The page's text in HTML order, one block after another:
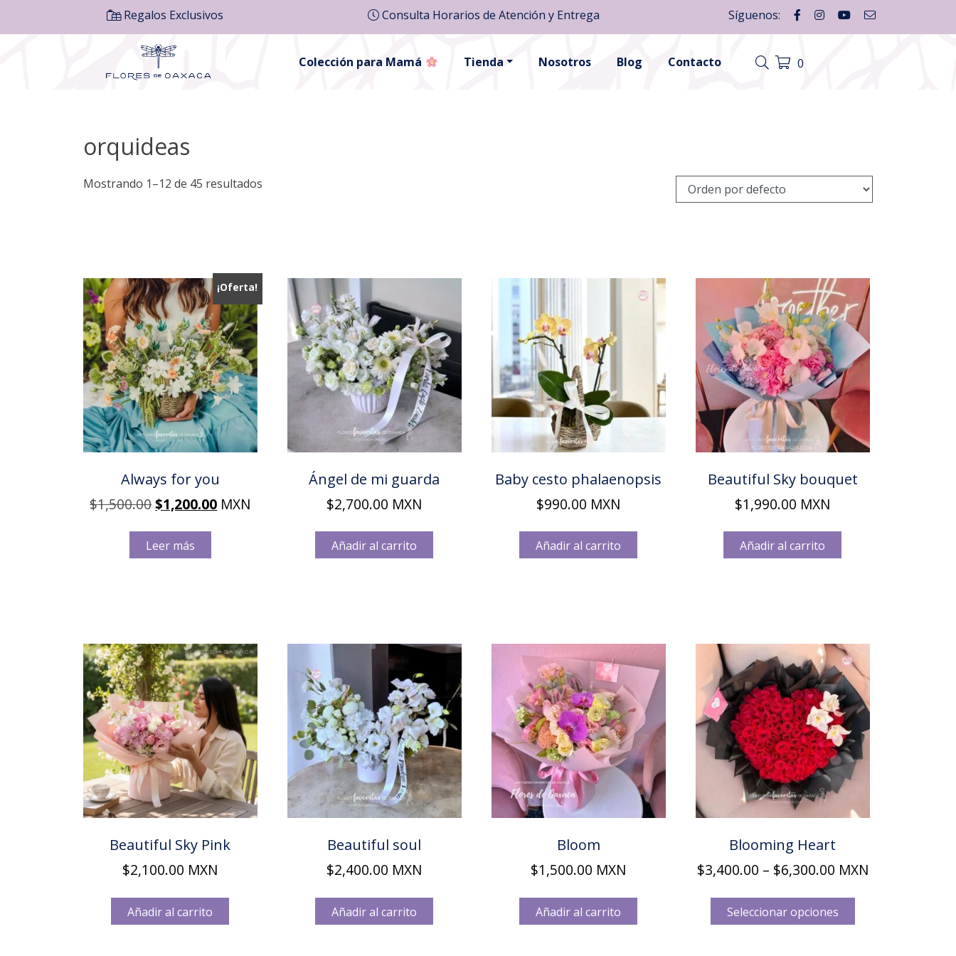
Regalos Exclusivos Consulta Horarios de Atención y Entrega Síguenos:
Colección para Mamá Tienda Nosotros Blog Contacto 0
orquideas
Mostrando 1–12 de 45 resultados
¡Oferta!
Always for you
$1,500.00Original
was:
$1,500.00.
$1,200.00Current
MXN
Leer más
Ángel de mi guarda
$2,700.00 MXN
Añadir al carrito
Baby cesto phalaenopsis
$990.00 MXN
Añadir al carrito
Beautiful Sky bouquet
$1,990.00 MXN
Añadir al carrito
Beautiful Sky Pink
$2,100.00 MXN
Añadir al carrito
Beautiful soul
$2,400.00 MXN
Añadir al carrito
Bloom
$1,500.00 MXN
Añadir al carrito
Blooming Heart
$3,400.00 – $6,300.00Price
$3,400.00
through
MXN
Seleccionar opciones
tiene